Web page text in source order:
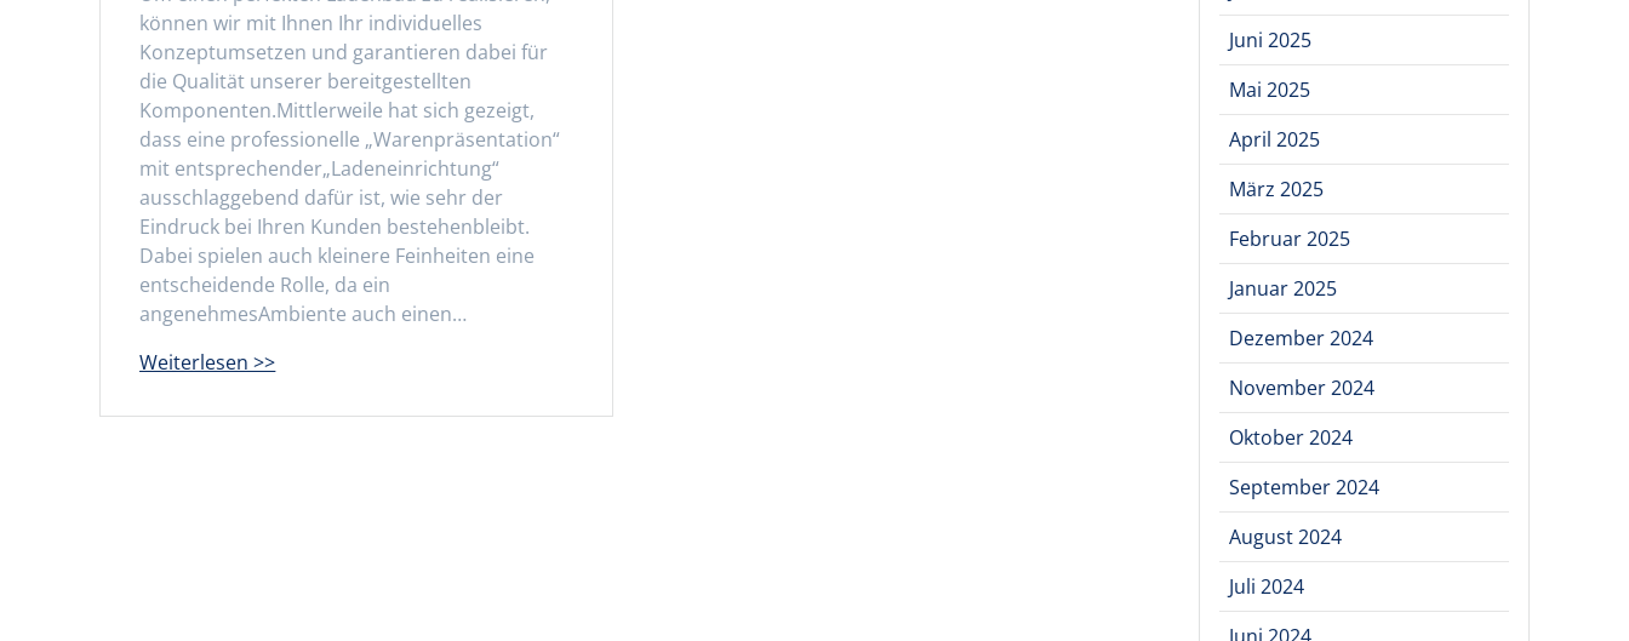
können wir mit Ihnen Ihr individuelles
Konzeptumsetzen und garantieren dabei für
die Qualität unserer bereitgestellten
Komponenten.Mittlerweile hat sich gezeigt,
dass eine professionelle „Warenpräsentation“
mit entsprechender„Ladeneinrichtung“
ausschlaggebend dafür ist, wie sehr der
Eindruck bei Ihren Kunden bestehenbleibt.
Dabei spielen auch kleinere Feinheiten eine
entscheidende Rolle, da ein
angenehmesAmbiente auch einen…
Juni 2025
Mai 2025
April 2025
März 2025
Februar 2025
Januar 2025
Dezember 2024
November 2024
Oktober 2024
September 2024
August 2024
Juli 2024